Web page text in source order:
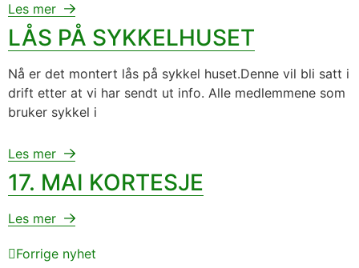
Les mer
LÅS PÅ SYKKELHUSET
Nå er det montert lås på sykkel huset.Denne vil bli satt i
drift etter at vi har sendt ut info. Alle medlemmene som
bruker sykkel i
Les mer
17. MAI KORTESJE
Les mer
Forrige nyhet